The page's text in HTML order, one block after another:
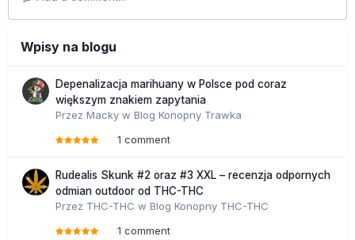
Wpisy na blogu
Depenalizacja marihuany w Polsce pod coraz
większym znakiem zapytania
Przez Macky w Blog Konopny Trawka
1 comment
Rudealis Skunk #2 oraz #3 XXL – recenzja odpornych
odmian outdoor od THC-THC
Przez THC-THC w Blog Konopny THC-THC
1 comment